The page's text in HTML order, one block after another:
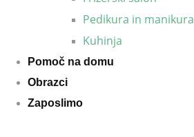
Pedikura in manikura
Kuhinja
Pomoč na domu
Obrazci
Zaposlimo